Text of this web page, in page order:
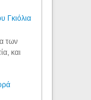
Γκιόλια
των
και